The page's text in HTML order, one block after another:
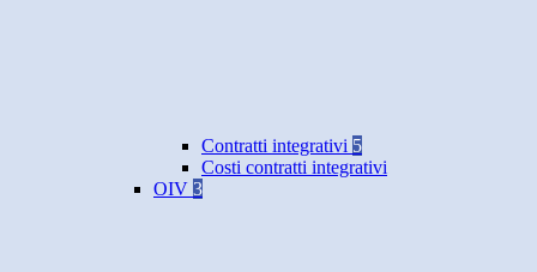
Contratti integrativi 5
Costi contratti integrativi
OIV 3